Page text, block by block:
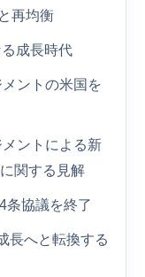
再均衡
成長時代
ントの米国を
ントによる新
関する見解
条協議を終了
長へと転換する